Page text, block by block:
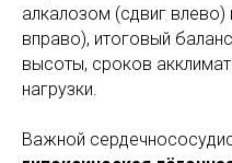
алкалозом (сдвиг
вправо), итоговый
высоты, сроков
нагрузки.
Важной